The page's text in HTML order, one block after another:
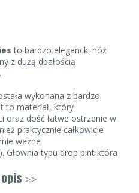
to bardzo elegancki nóż
z dużą dbałością
wykonana z bardzo
to materiał, który
oraz dość łatwe ostrzenie w
praktycznie całkowicie
ważne
Głownia typu drop pint która
oraz zastosowaniu dość
bardzo dobre parametry
opis >>